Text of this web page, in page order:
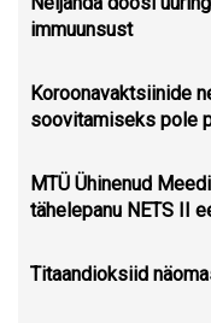
immuunsust
Koroonavaktsiinide
soovitamiseks pole
MTÜ Ühinenud
tähelepanu NETS II
Titaandioksiid